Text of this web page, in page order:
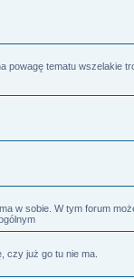
powagę tematu wszelakie
w sobie. W tym forum
czy już go tu nie ma.